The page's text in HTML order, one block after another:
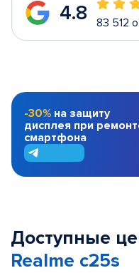
4.8 83 512
-30% на защиту
дисплея при
смартфона
Доступные
Realme c25s